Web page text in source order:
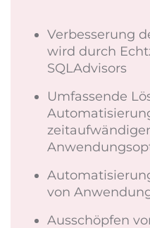
Verbesserung
wird durch
SQLAdvisors
Umfassende
von
Ausschöpfen